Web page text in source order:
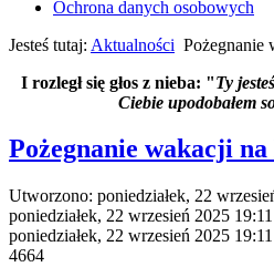
Ochrona danych osobowych
Jesteś tutaj: Aktualności Pożegnanie
I rozległ się głos z nieba: "Ty
Ciebie upodobałem
Pożegnanie wakacji
Utworzono: poniedziałek, 22
poniedziałek, 22 wrzesień 2025 19:11
poniedziałek, 22 wrzesień 2025 19:11
4664